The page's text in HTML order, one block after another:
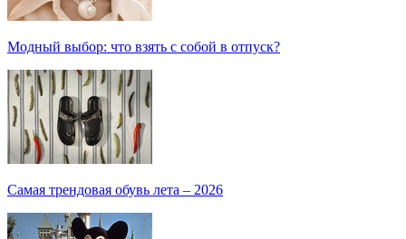
Модный выбор: что взять с собой в отпуск?
Самая трендовая обувь лета – 2026